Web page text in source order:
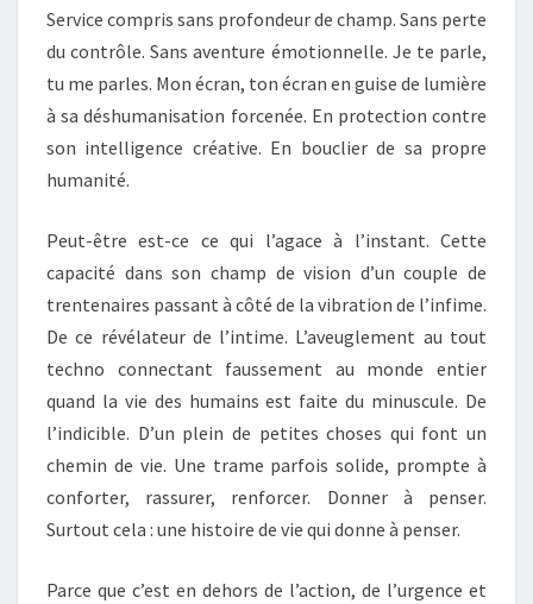
Service compris sans profondeur de champ. Sans perte
du contrôle. Sans aventure émotionnelle. Je te parle,
tu me parles. Mon écran, ton écran en guise de lumière
à sa déshumanisation forcenée. En protection contre
son intelligence créative. En bouclier de sa propre
humanité.
Peut-être est-ce ce qui l’agace à l’instant. Cette
capacité dans son champ de vision d’un couple de
trentenaires passant à côté de la vibration de l’infime.
De ce révélateur de l’intime. L’aveuglement au tout
techno connectant faussement au monde entier
quand la vie des humains est faite du minuscule. De
l’indicible. D’un plein de petites choses qui font un
chemin de vie. Une trame parfois solide, prompte à
conforter, rassurer, renforcer. Donner à penser.
Surtout cela : une histoire de vie qui donne à penser.
Parce que c’est en dehors de l’action, de l’urgence et